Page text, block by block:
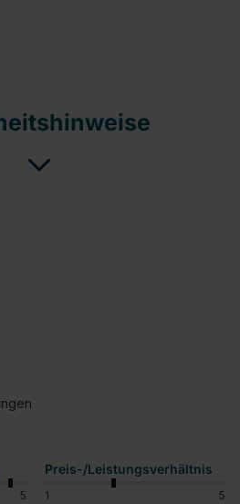
5
Preis-/Leistungsverhältnis
1 5